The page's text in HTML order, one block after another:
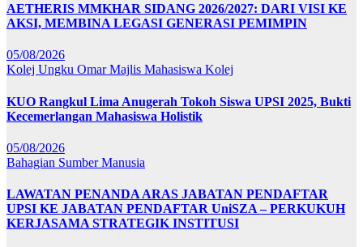
AETHERIS MMKHAR SIDANG 2026/2027: DARI VISI KE
AKSI, MEMBINA LEGASI GENERASI PEMIMPIN
05/08/2026
Kolej Ungku OmarMajlis Mahasiswa Kolej
KUO Rangkul Lima Anugerah Tokoh Siswa UPSI 2025, Bukti
Kecemerlangan Mahasiswa Holistik
05/08/2026
Bahagian Sumber Manusia
LAWATAN PENANDA ARAS JABATAN PENDAFTAR
UPSI KE JABATAN PENDAFTAR UniSZA – PERKUKUH
KERJASAMA STRATEGIK INSTITUSI